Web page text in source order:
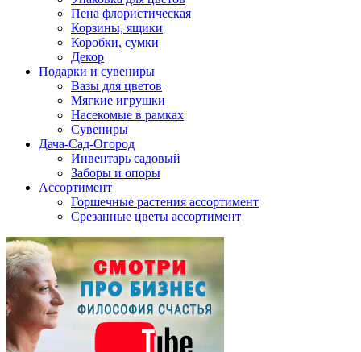
Пена флористическая
Корзины, ящики
Коробки, сумки
Декор
Подарки и сувениры
Вазы для цветов
Мягкие игрушки
Насекомые в рамках
Сувениры
Дача-Сад-Огород
Инвентарь садовый
Заборы и опоры
Ассортимент
Горшечные растения ассортимент
Срезанные цветы ассортимент